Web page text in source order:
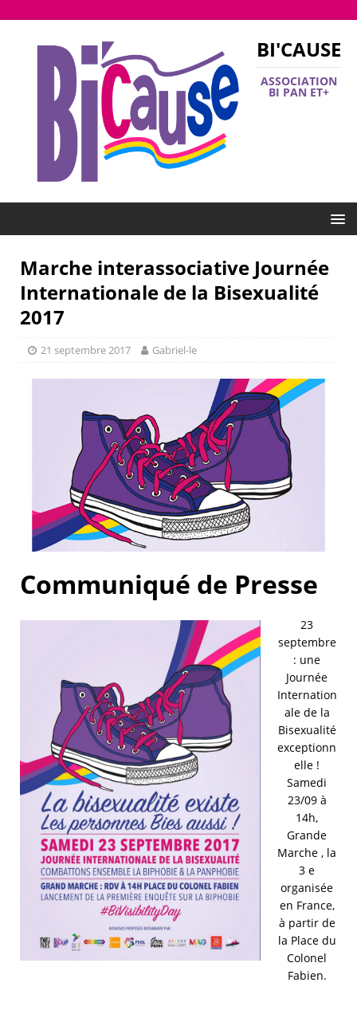
BI'CAUSE
ASSOCIATION
BI PAN ET+
Marche interassociative Journée
Internationale de la Bisexualité
2017
21 septembre 2017 Gabriel-le
Communiqué de Presse
23
septembre
: une
Journée
Internation
ale de la
Bisexualité
exceptionn
elle !
Samedi
23/09 à
14h,
Grande
Marche , la
3 e
organisée
en France,
à partir de
la Place du
Colonel
Fabien.